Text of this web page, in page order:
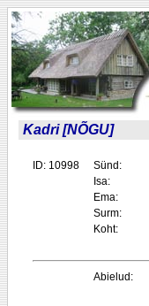
Kadri [NÕGU]
ID: 10998 Sünd:
Isa:
Ema:
Surm:
Koht:
Abielud: